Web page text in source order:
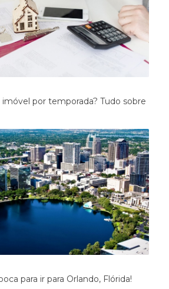
por temporada? Tudo sobre
para ir para Orlando, Flórida!